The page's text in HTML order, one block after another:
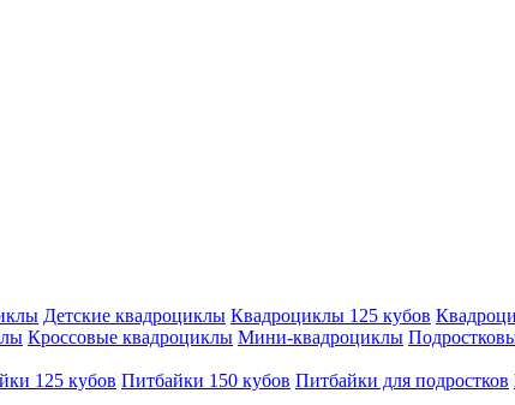
Детские квадроциклы Квадроциклы 125 кубов
Кроссовые квадроциклы Мини-квадроциклы
125 кубов Питбайки 150 кубов Питбайки для подростков